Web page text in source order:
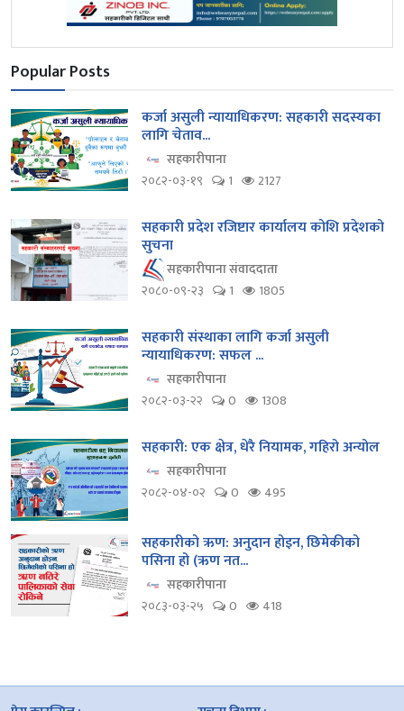
Popular Posts
कर्जा असुली न्यायाधिकरण: सहकारी सदस्यका
लागि चेताव...
सहकारीपाना
२०८२-०३-१९
1 2127
सहकारी प्रदेश रजिष्टार कार्यालय कोशि प्रदेशको
सुचना
सहकारीपाना संवाददाता
२०८०-०९-२३
1 1805
सहकारी संस्थाका लागि कर्जा असुली
न्यायाधिकरण: सफल ...
सहकारीपाना
२०८२-०३-२२
0 1308
सहकारी: एक क्षेत्र, धेरै नियामक, गहिरो अन्योल
सहकारीपाना
२०८२-०४-०२
0 495
सहकारीको ऋण: अनुदान होइन, छिमेकीको
पसिना हो (ऋण नत...
सहकारीपाना
२०८३-०३-२५
0 418